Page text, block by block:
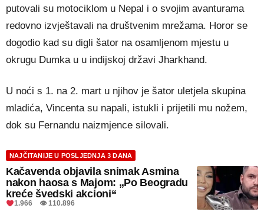
putovali su motociklom u Nepal i o svojim avanturama
redovno izvještavali na društvenim mrežama. Horor se
dogodio kad su digli šator na osamljenom mjestu u
okrugu Dumka u u indijskoj državi Jharkhand.
U noći s 1. na 2. mart u njihov je šator uletjela skupina
mladića, Vincenta su napali, istukli i prijetili mu nožem,
dok su Fernandu naizmjence silovali.
NAJČITANIJE U POSLJEDNJA 3 DANA
Kačavenda objavila snimak Asmina
nakon haosa s Majom: „Po Beogradu
kreće švedski akcioni“
1.966 👁 110.896